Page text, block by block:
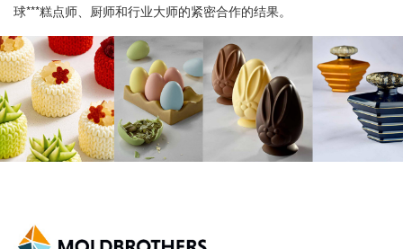
球***糕点师、厨师和行业大师的紧密合作的结果。